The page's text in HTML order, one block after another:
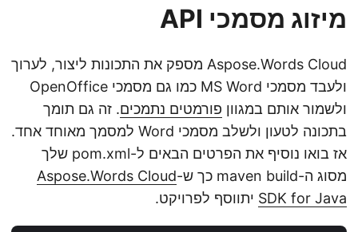
מיזוג מסמכי API
Aspose.Words Cloud מספק את התכונות ליצור, לערוך
ולעבד מסמכי MS Word כמו גם מסמכי OpenOffice
ולשמור אותם במגווןפורמטים נתמכים. זה גם תומך
בתכונה לטעון ולשלב מסמכי Word למסמך מאוחד אחד.
אז בואו נוסיף את הפרטים הבאים ל-pom.xml שלך
מסוג ה-maven build כך ש-
Aspose.Words Cloud
SDK for Javaיתווסף לפרויקט.